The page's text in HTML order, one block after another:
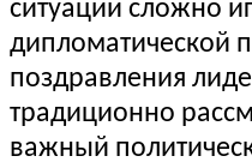
ситуации сложно
дипломатической
поздравления
традиционно
важный